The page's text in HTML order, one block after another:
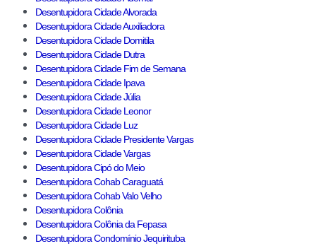
Desentupidora Cidade Alvorada
Desentupidora Cidade Auxiliadora
Desentupidora Cidade Domitila
Desentupidora Cidade Dutra
Desentupidora Cidade Fim de Semana
Desentupidora Cidade Ipava
Desentupidora Cidade Júlia
Desentupidora Cidade Leonor
Desentupidora Cidade Luz
Desentupidora Cidade Presidente Vargas
Desentupidora Cidade Vargas
Desentupidora Cipó do Meio
Desentupidora Cohab Caraguatá
Desentupidora Cohab Valo Velho
Desentupidora Colônia
Desentupidora Colônia da Fepasa
Desentupidora Condomínio Jequirituba